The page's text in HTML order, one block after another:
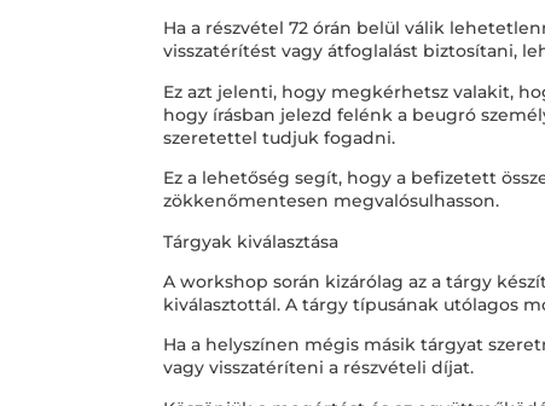
Ha a részvétel 72 órán belül válik
visszatérítést vagy átfoglalást biztosítani,
Ez azt jelenti, hogy megkérhetsz valakit,
hogy írásban jelezd felénk a beugró
szeretettel tudjuk fogadni.
Ez a lehetőség segít, hogy a befizetett
zökkenőmentesen megvalósulhasson.
Tárgyak kiválasztása
A workshop során kizárólag az a tárgy
kiválasztottál. A tárgy típusának utólagos
Ha a helyszínen mégis másik tárgyat
vagy visszatéríteni a részvételi díjat.